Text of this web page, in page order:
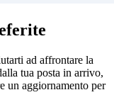
ad affrontare la
tua posta in arrivo,
un aggiornamento per